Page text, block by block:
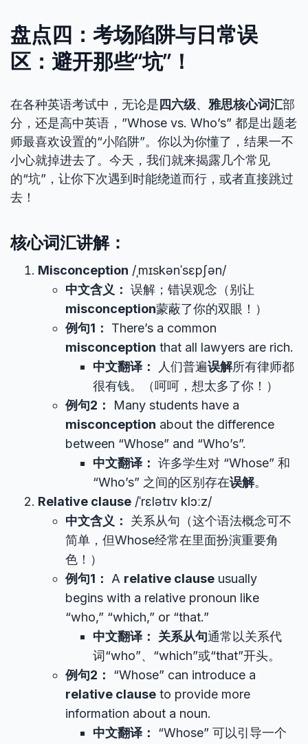
盘点四：考场陷阱与日常误
区：避开那些“坑”！
在各种英语考试中，无论是 四六级、 雅思核心词汇部
分，还是高中英语，”Whose vs. Who’s” 都是出题老
师最喜欢设置的“小陷阱”。你以为你懂了，结果一不
小心就掉进去了。今天，我们就来揭露几个常见
的“坑”，让你下次遇到时能绕道而行，或者直接跳过
去！
核心词汇讲解：
Misconception /ˌmɪskənˈsɛpʃən/
中文含义： 误解；错误观念（别让
misconception蒙蔽了你的双眼！）
例句1：
There’s a common
misconception that all lawyers are rich.
中文翻译：
人们普遍误解所有律师都
很有钱。（呵呵，想太多了你！）
例句2：
Many students have a
misconception about the difference
between “Whose” and “Who’s”.
中文翻译： 许多学生对 “Whose” 和
“Who’s” 之间的区别存在误解。
Relative clause /ˈrɛlətɪv klɔːz/
中文含义：
关系从句（这个语法概念可不
简单，但Whose经常在里面扮演重要角
色！）
例句1：
A relative clause usually
begins with a relative pronoun like
“who,” “which,” or “that.”
中文翻译：
关系从句通常以关系代
词“who”、“which”或“that”开头。
例句2：
“Whose” can introduce a
relative clause to provide more
information about a noun.
中文翻译：
“Whose” 可以引导一个